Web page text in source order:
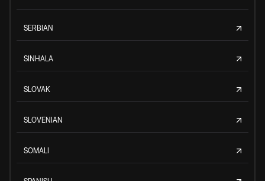
SERBIAN
SINHALA
SLOVAK
SLOVENIAN
SOMALI